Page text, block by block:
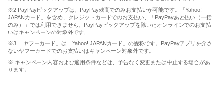
※2 PayPayピックアップは、PayPay残高でのみお支払いが可能です。「Yahoo!
JAPANカード」を含め、クレジットカードでのお支払い、「PayPayあと払い（一括
のみ）」では利用できません。PayPayピックアップを除いたオンラインでのお支払
いはキャンペーンの対象外です。
※3 「ヤフーカード」は「Yahoo! JAPANカード」の愛称です。PayPayアプリを介さ
ないヤフーカードでのお支払いはキャンペーン対象外です。
※ キャンペーン内容および適用条件などは、予告なく変更または中止する場合があ
ります。